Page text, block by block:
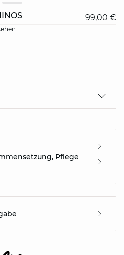
99,00 €
Pflege